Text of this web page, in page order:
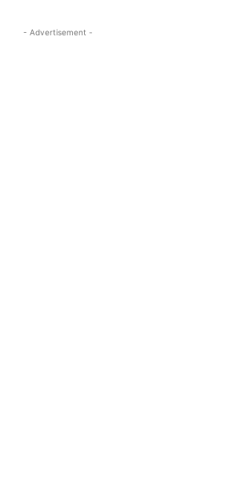
- Advertisement -